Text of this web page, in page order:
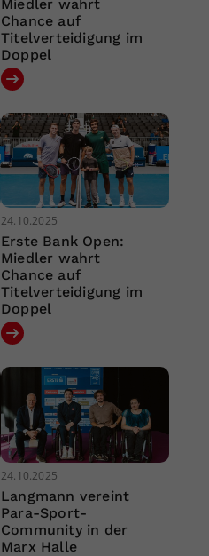
Miedler wahrt
Chance auf
Titelverteidigung im
Doppel
24.10.2025
Erste Bank Open:
Miedler wahrt
Chance auf
Titelverteidigung im
Doppel
24.10.2025
Langmann vereint
Para-Sport-
Community in der
Marx Halle